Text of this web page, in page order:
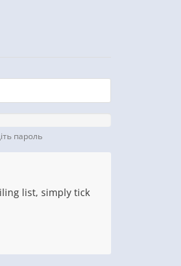
пароль
list, simply tick